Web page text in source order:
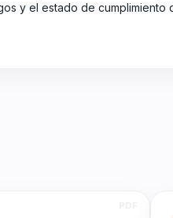
y el estado de cumplimiento